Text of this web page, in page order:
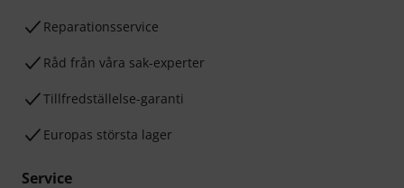
Reparationsservice
Råd från våra sak-experter
Tillfredställelse-garanti
Europas största lager
Service